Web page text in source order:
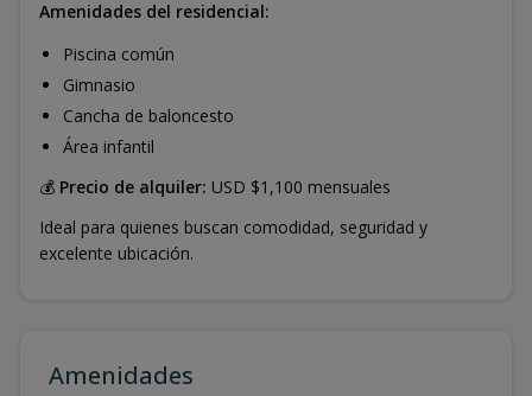
Amenidades del residencial:
Piscina común
Gimnasio
Cancha de baloncesto
Área infantil
💰 Precio de alquiler: USD $1,100 mensuales
Ideal para quienes buscan comodidad, seguridad y
excelente ubicación.
Amenidades